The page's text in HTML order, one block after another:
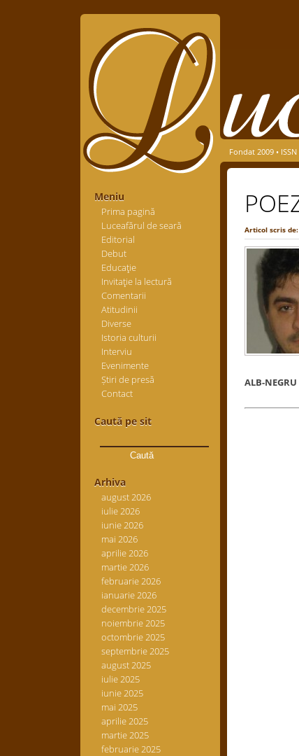
Meniu
Prima pagină
Luceafărul de seară
Editorial
Debut
Educaţie
Invitaţie la lectură
Comentarii
Atitudinii
Diverse
Istoria culturii
Interviu
Evenimente
Știri de presă
Contact
Caută pe sit
după:
Arhiva
august 2026
iulie 2026
iunie 2026
mai 2026
aprilie 2026
martie 2026
februarie 2026
ianuarie 2026
decembrie 2025
noiembrie 2025
octombrie 2025
septembrie 2025
august 2025
iulie 2025
iunie 2025
mai 2025
aprilie 2025
martie 2025
februarie 2025
Fondat 2009 •
Articol scris de:
ALB-NEGRU